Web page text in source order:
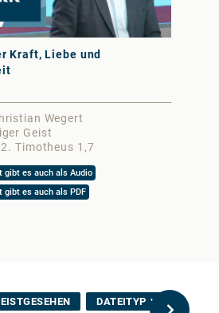
Kraft, Liebe und
Wegert
Geist
2. Timotheus 1,7
gibt es auch als Audio
gibt es auch als PDF
DATEITYP